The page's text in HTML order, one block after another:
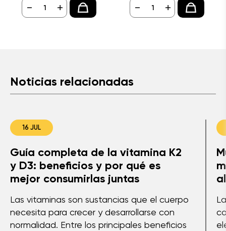
- + - +
Noticias relacionadas
Guía completa de la vitamina K2
y D3: beneficios y por qué es
mejor consumirlas juntas
Las vitaminas son sustancias que el cuerpo
necesita para crecer y desarrollarse con
normalidad. Entre los principales beneficios
16 JUL